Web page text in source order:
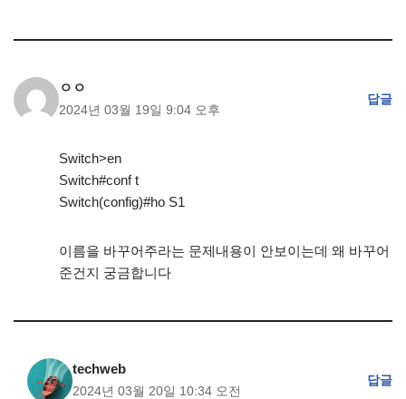
ㅇㅇ
2024년 03월 19일 9:04 오후
답글
Switch>en
Switch#conf t
Switch(config)#ho S1
이름을 바꾸어주라는 문제내용이 안보이는데 왜 바꾸어
준건지 궁금합니다
techweb
2024년 03월 20일 10:34 오전
답글